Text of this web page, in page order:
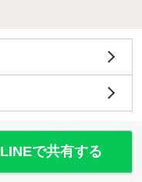
LINEで共有する